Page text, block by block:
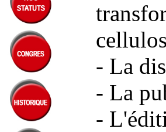
- La
- La
-